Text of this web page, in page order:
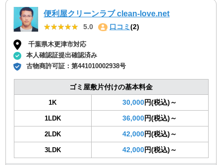
便利屋クリーンラブ clean-love.net
★★★★★
★★★★★ 5.0 口コミ (2)
千葉県木更津市対応
本人確認証提出確認済み
古物商許可証：第441010002938号
ゴミ屋敷片付けの基本料金
1K 30,000円(税込)～
1LDK 36,000円(税込)～
2LDK 42,000円(税込)～
3LDK 42,000円(税込)～